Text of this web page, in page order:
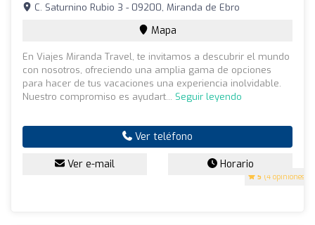
5 (4 opiniones)
C. Saturnino Rubio 3 - 09200, Miranda de Ebro
Mapa
En Viajes Miranda Travel, te invitamos a descubrir el mundo
con nosotros, ofreciendo una amplia gama de opciones
para hacer de tus vacaciones una experiencia inolvidable.
Nuestro compromiso es ayudart... Seguir leyendo
Ver teléfono
Ver e-mail Horario